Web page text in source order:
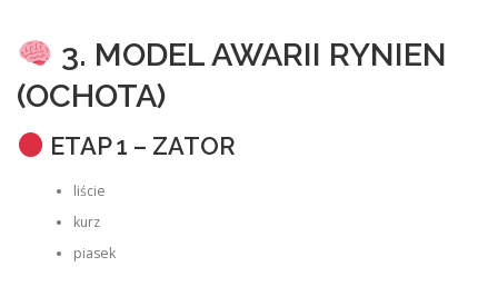
3. MODEL AWARII RYNIEN
(OCHOTA)
ETAP 1 – ZATOR
liście
kurz
piasek